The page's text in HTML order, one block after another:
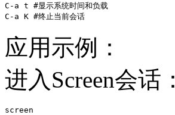
C-a t #显示系统时间和负载
C-a K #终止当前会话
应用示例：
进入Screen会话：
screen